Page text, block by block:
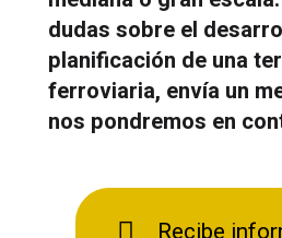
dudas sobre el
planificación de una
ferroviaria, envía un
nos pondremos en
Recibe